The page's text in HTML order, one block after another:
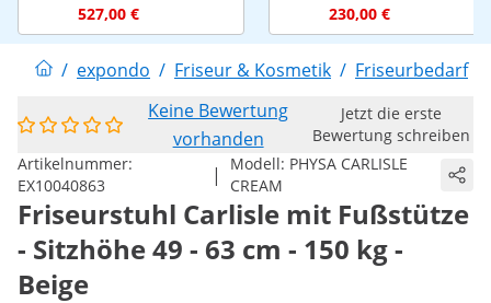
527,00 € 230,00 €
/ expondo / Friseur & Kosmetik / Friseurbedarf
Keine Bewertung
vorhanden
Jetzt die erste
Bewertung schreiben
Artikelnummer:
EX10040863
| Modell: PHYSA CARLISLE
CREAM
Friseurstuhl Carlisle mit Fußstütze
- Sitzhöhe 49 - 63 cm - 150 kg -
Beige